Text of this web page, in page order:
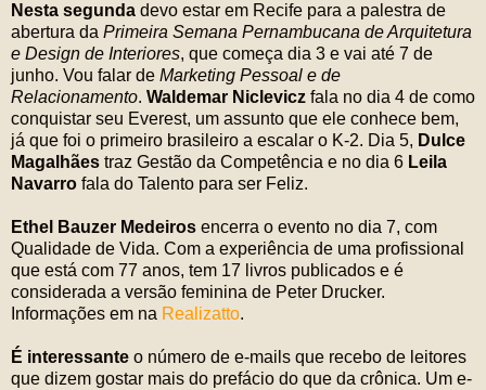
Nesta segunda devo estar em Recife para a palestra de
abertura da Primeira Semana Pernambucana de Arquitetura
e Design de Interiores, que começa dia 3 e vai até 7 de
junho. Vou falar de Marketing Pessoal e de
Relacionamento. Waldemar Niclevicz fala no dia 4 de como
conquistar seu Everest, um assunto que ele conhece bem,
já que foi o primeiro brasileiro a escalar o K-2. Dia 5, Dulce
Magalhães traz Gestão da Competência e no dia 6 Leila
Navarro fala do Talento para ser Feliz.
Ethel Bauzer Medeiros encerra o evento no dia 7, com
Qualidade de Vida. Com a experiência de uma profissional
que está com 77 anos, tem 17 livros publicados e é
considerada a versão feminina de Peter Drucker.
Informações em na Realizatto.
É interessante o número de e-mails que recebo de leitores
que dizem gostar mais do prefácio do que da crônica. Um e-